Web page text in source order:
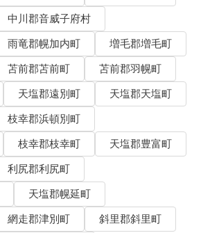
中川郡音威子府村
雨竜郡幌加内町
増毛郡増毛町
苫前郡苫前町
苫前郡羽幌町
天塩郡遠別町
天塩郡天塩町
枝幸郡浜頓別町
枝幸郡枝幸町
天塩郡豊富町
利尻郡利尻町
天塩郡幌延町
網走郡津別町
斜里郡斜里町